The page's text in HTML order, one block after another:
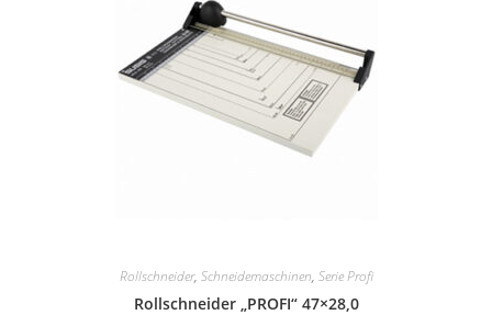
Rollschneider, Schneidemaschinen, Serie Profi
Rollschneider „PROFI“ 47×28,0